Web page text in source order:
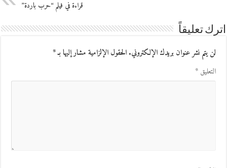
قراءة في فيلم “حرب باردة”
اترك تعليقاً
لن يتم نشر عنوان بريدك الإلكتروني.الحقول الإلزامية مشار إليها بـ*
التعليق*